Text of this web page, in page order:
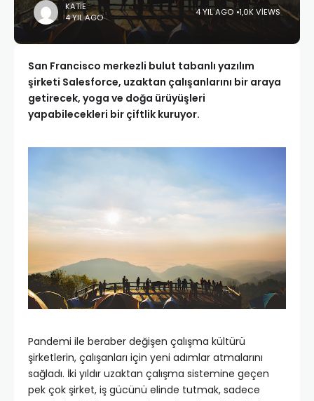
KATIE
4 YIL AGO
4 YIL AGO 1,0K VIEWS
San Francisco merkezli bulut tabanlı yazılım
şirketi Salesforce, uzaktan çalışanlarını bir araya
getirecek, yoga ve doğa ürüyüşleri
yapabilecekleri bir çiftlik kuruyor.
Pandemi ile beraber değişen çalışma kültürü
şirketlerin, çalışanları için yeni adımlar atmalarını
sağladı. İki yıldır uzaktan çalışma sistemine geçen
pek çok şirket, iş gücünü elinde tutmak, sadece